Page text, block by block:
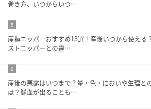
巻き方、いつからいつ…
5
産褥ニッパーおすすめ13選！産後いつから使える
ストニッパーとの違…
6
産後の悪露はいつまで？量・色・においや生理と
は？鮮血が出ることも…